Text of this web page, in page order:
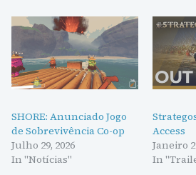
SHORE: Anunciado Jogo
de Sobrevivência Co-op
Julho 29, 2026
In "Notícias"
Access
Janeiro
In